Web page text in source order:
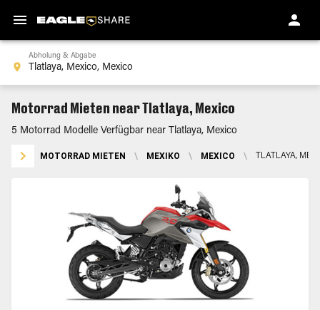
Abholung & Abgabe
Motorrad Mieten near Tlatlaya, Mexico
5 Motorrad Modelle Verfügbar near Tlatlaya, Mexico
MOTORRAD MIETEN \ MEXIKO \ MEXICO \ TLATLAYA,